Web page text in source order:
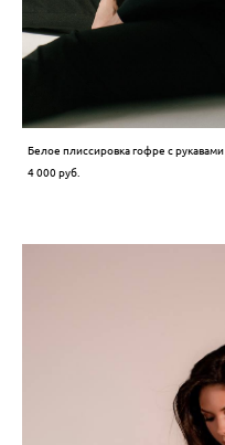
Белое плиссировка гофре с рукавами
4 000 pуб.